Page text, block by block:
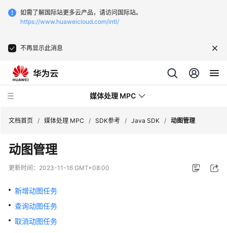
如需了解国际站更多云产品，请访问国际站。
https://www.huaweicloud.com/intl/
不再显示此消息
媒体处理 MPC
最
新
态
服
务
文档首页 / 媒体处理 MPC / SDK参考 / Java SDK / 动图管理
动图管理
更新时间： 2023-11-16 GMT+08:00
新增动图任务
查询动图任务
取消动图任务